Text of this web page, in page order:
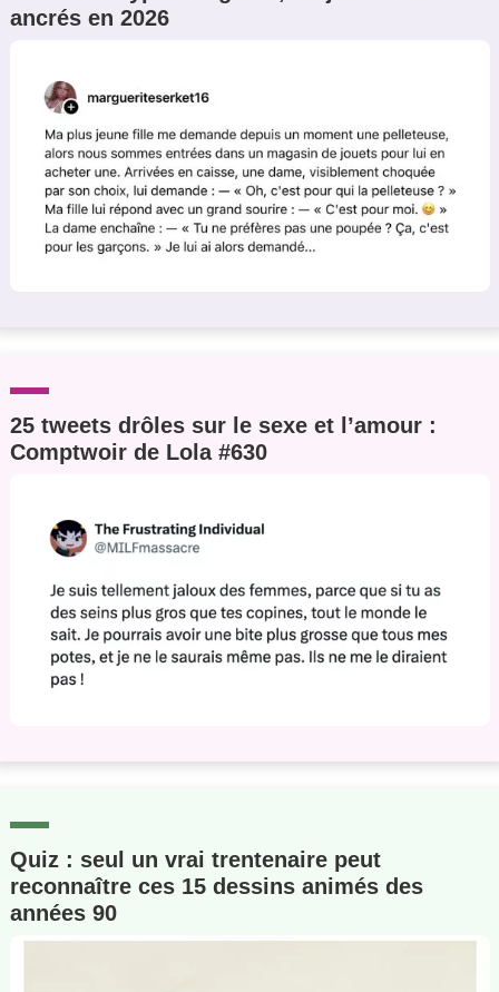
ancrés en 2026
25 tweets drôles sur le sexe et l’amour :
Comptwoir de Lola #630
Quiz : seul un vrai trentenaire peut
reconnaître ces 15 dessins animés des
années 90